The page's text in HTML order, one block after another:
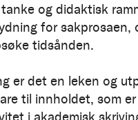
og didaktisk
for sakprosaen,
tidsånden.
er det en leken og
til innholdet, som